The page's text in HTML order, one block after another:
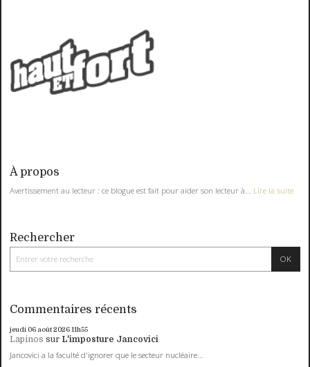
À propos
Avertissement au lecteur : ce blogue est fait pour aider son lecteur à... Lire la suite
Rechercher
Commentaires récents
jeudi 06 août 202611h55
Lapinos sur L'imposture Jancovici
Jancovici a la faculté d'ignorer que le secteur nucléaire...